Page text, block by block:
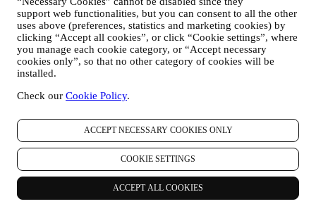
support web functionalities, but you can consent to all the other
uses above (preferences, statistics and marketing cookies) by
clicking “Accept all cookies”, or click “Cookie settings”, where
you manage each cookie category, or “Accept necessary
cookies only”, so that no other category of cookies will be
installed.
Check our Cookie Policy.
ACCEPT NECESSARY COOKIES ONLY
COOKIE SETTINGS
ACCEPT ALL COOKIES
standardtekniker för att kunna övervaka våra nyhetsbrev.
Denna behandling baseras på ditt samtycke till att få personlig
marknadsföringskommunikation från oss. Valet kan göras på
de punkter där personlig information samlas in genom att välja
lämplig kryssruta. Avanmälan: Du kan närsomhelst avstå från
att ta emot våra uppdateringar, kostnadsfritt, genom att klicka
också bra att kontakta oss på
som möjligt, men i vissa fall kan du komma att få ytterligare
några meddelanden innan avanmälningsprocessen är helt
slutförd.Observera att vi inte lämnar ut eller säljer dina
kontaktuppgifter eller några andra personuppgifter till andra
företag för deras marknadsföringsändamål.
RE-TARGETING / ANPASSADE ERBJUDANDEN OCH
EN FÖRBÄTTRAD KUNDUPPLEVELSE